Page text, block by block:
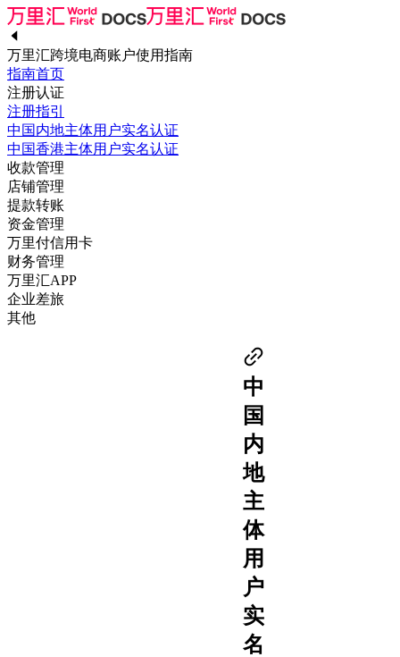
万里汇跨境电商账户使用指南
指南首页
注册认证
注册指引
中国内地主体用户实名认证
中国香港主体用户实名认证
收款管理
店铺管理
提款转账
资金管理
万里付信用卡
财务管理
万里汇APP
企业差旅
其他
中
国
内
地
主
体
用
户
实
名